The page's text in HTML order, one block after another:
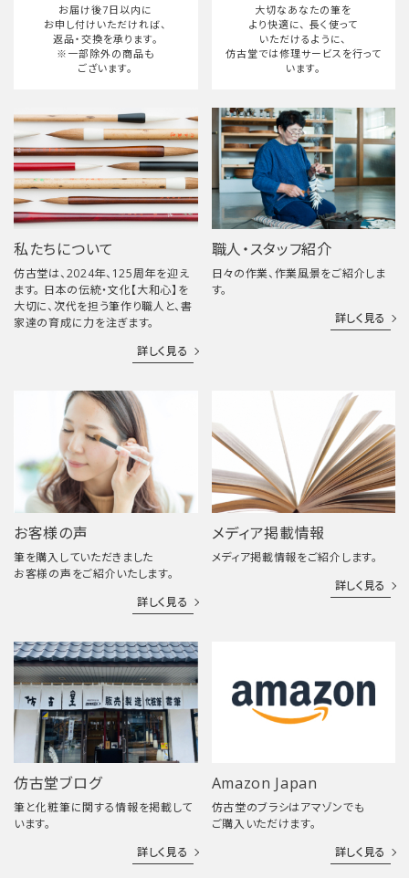
お届け後7日以内に
お申し付けいただければ、
返品・交換を承ります。
※一部除外の商品も
ございます。
大切なあなたの筆を
より快適に、 長く使って
いただけるように、
仿古堂では修理サービスを行って
います。
私たちについて
仿古堂は、2024年、125周年を迎え
ます。 日本の伝統・文化【大和心】を
大切に、次代を担う筆作り職人と、書
家達の育成に力を注ぎます。
詳しく見る
職人・スタッフ紹介
日々の作業、作業風景をご紹介しま
す。
詳しく見る
お客様の声
筆を購入していただきました
お客様の声をご紹介いたします。
詳しく見る
メディア掲載情報
メディア掲載情報をご紹介します。
詳しく見る
仿古堂ブログ
筆と化粧筆に関する情報を掲載して
います。
詳しく見る
Amazon Japan
仿古堂のブラシはアマゾンでも
ご購入いただけます。
詳しく見る